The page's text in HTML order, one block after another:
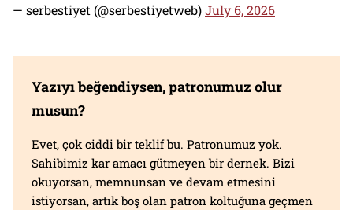
— serbestiyet (@serbestiyetweb)July 6, 2026
Yazıyı beğendiysen, patronumuz olur
musun?
Evet, çok ciddi bir teklif bu. Patronumuz yok.
Sahibimiz kar amacı gütmeyen bir dernek. Bizi
okuyorsan, memnunsan ve devam etmesini
istiyorsan, artık boş olan patron koltuğuna geçmen